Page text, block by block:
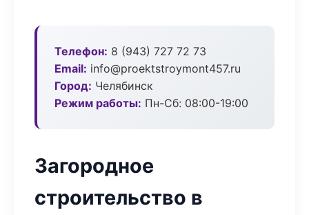
Телефон: 8 (943) 727 72 73
Email: info@proektstroymont457.ru
Город: Челябинск
Режим работы: Пн-Сб: 08:00-19:00
Загородное
строительство в